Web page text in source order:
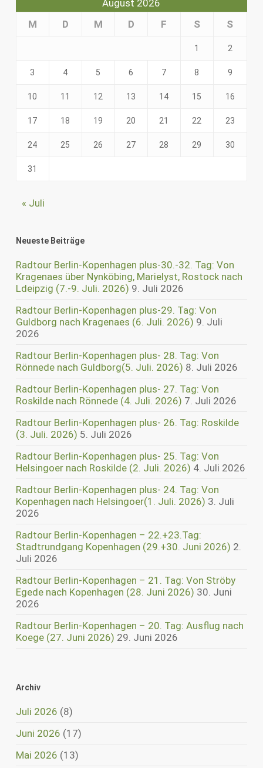
August 2026
M
D M D F S S
1 2
3 4 5 6 7 8 9
10 11 12 13 14 15 16
17 18 19 20 21 22 23
24 25 26 27 28 29 30
31
« Juli
Neueste Beiträge
Radtour Berlin-Kopenhagen plus-30.-32. Tag: Von
Kragenaes über Nynköbing, Marielyst, Rostock nach
Ldeipzig (7.-9. Juli. 2026) 9. Juli 2026
Radtour Berlin-Kopenhagen plus-29. Tag: Von
Guldborg nach Kragenaes (6. Juli. 2026) 9. Juli
2026
Radtour Berlin-Kopenhagen plus- 28. Tag: Von
Rönnede nach Guldborg(5. Juli. 2026) 8. Juli 2026
Radtour Berlin-Kopenhagen plus- 27. Tag: Von
Roskilde nach Rönnede (4. Juli. 2026) 7. Juli 2026
Radtour Berlin-Kopenhagen plus- 26. Tag: Roskilde
(3. Juli. 2026) 5. Juli 2026
Radtour Berlin-Kopenhagen plus- 25. Tag: Von
Helsingoer nach Roskilde (2. Juli. 2026) 4. Juli 2026
Radtour Berlin-Kopenhagen plus- 24. Tag: Von
Kopenhagen nach Helsingoer(1. Juli. 2026) 3. Juli
2026
Radtour Berlin-Kopenhagen – 22.+23.Tag:
Stadtrundgang Kopenhagen (29.+30. Juni 2026) 2.
Juli 2026
Radtour Berlin-Kopenhagen – 21. Tag: Von Ströby
Egede nach Kopenhagen (28. Juni 2026) 30. Juni
2026
Radtour Berlin-Kopenhagen – 20. Tag: Ausflug nach
Koege (27. Juni 2026) 29. Juni 2026
Archiv
Juli 2026 (8)
Juni 2026 (17)
Mai 2026 (13)